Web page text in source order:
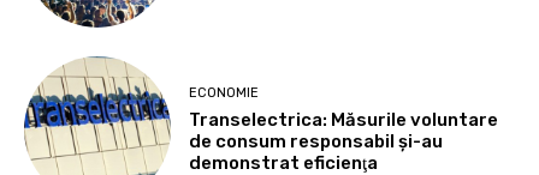
ECONOMIE
Transelectrica: Măsurile voluntare
de consum responsabil şi-au
demonstrat eficienţa